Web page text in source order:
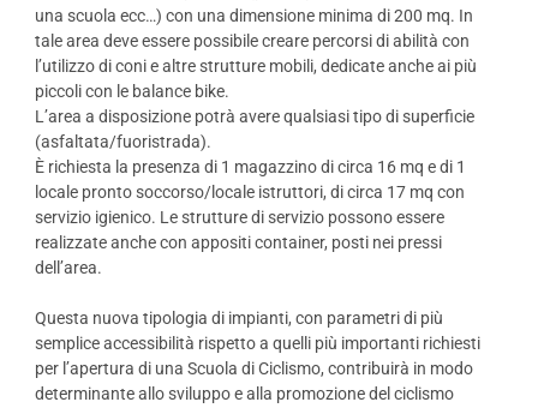
una scuola ecc…) con una dimensione minima di 200 mq. In
tale area deve essere possibile creare percorsi di abilità con
l’utilizzo di coni e altre strutture mobili, dedicate anche ai più
piccoli con le balance bike.
L’area a disposizione potrà avere qualsiasi tipo di superficie
(asfaltata/fuoristrada).
È richiesta la presenza di 1 magazzino di circa 16 mq e di 1
locale pronto soccorso/locale istruttori, di circa 17 mq con
servizio igienico. Le strutture di servizio possono essere
realizzate anche con appositi container, posti nei pressi
dell’area.
Questa nuova tipologia di impianti, con parametri di più
semplice accessibilità rispetto a quelli più importanti richiesti
per l’apertura di una Scuola di Ciclismo, contribuirà in modo
determinante allo sviluppo e alla promozione del ciclismo